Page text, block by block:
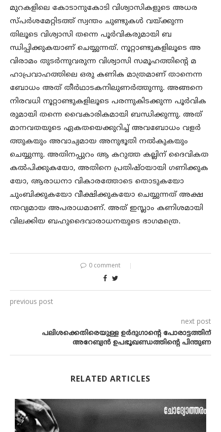
മുറകളിലെ കോടാനുകോടി വിശ്വാസികളുടെ അധര
സ്പർശമേറ്റിടത്ത് സ്വന്തം ചുണ്ടുകൾ വയ്ക്കുന്ന
തിലൂടെ വിശ്വാസി തന്നെ പൂർവികരുമായി ബ
ന്ധിപ്പിക്കുകയാണ് ചെയ്യുന്നത്. നൂറ്റാണ്ടുകളിലൂടെ അ
വിരാമം തുടർന്നുവരുന്ന വിശ്വാസി സമൂഹത്തിന്റെ മ
ഹാപ്രവാഹത്തിലെ ഒരു കണിക മാത്രമാണ് താനെന്ന
ബോധം അത് തീർഥാടകനിലുണർത്തുന്നു. അങ്ങനെ
നിരവധി നൂറ്റാണ്ടുകളിലൂടെ പരന്നുകിടക്കുന്ന പൂർവിക
രുമായി തന്നെ വൈകാരികമായി ബന്ധിക്കുന്നു. അത്
മാനവതയുടെ ഏകതയെക്കുറിച്ച് അവബോധം വളർ
ത്തുകയും അവാച്യമായ അനുഭൂതി നൽകുകയും
ചെയ്യുന്നു. അതിനപ്പുറം ആ കറുത്ത കല്ലിന് ദൈവികത
കൽപിക്കുകയോ, അതിനെ പ്രതിഷ്ഠയായി ഗണിക്കുക
യോ, ആരാധനാ വികാരത്തോടെ തൊടുകയോ
ചുംബിക്കുകയോ വീക്ഷിക്കുകയോ ചെയ്യുന്നത് അക്ഷ
ന്തവ്യമായ അപരാധമാണ്. അത് ഇസ്ലാം കണിശമായി
വിലക്കിയ ബഹുദൈവാരാധനയുടെ ഭാഗമത്രെ.
0 comment
previous post
next post
പലിശക്കെതിരെയുള്ള ഉർദുഗാന്റെ പോരാട്ടത്തിന്
അറേബ്യൻ ഉപഭൂഖണ്ഡത്തിന്റെ പിന്തുണ
RELATED ARTICLES